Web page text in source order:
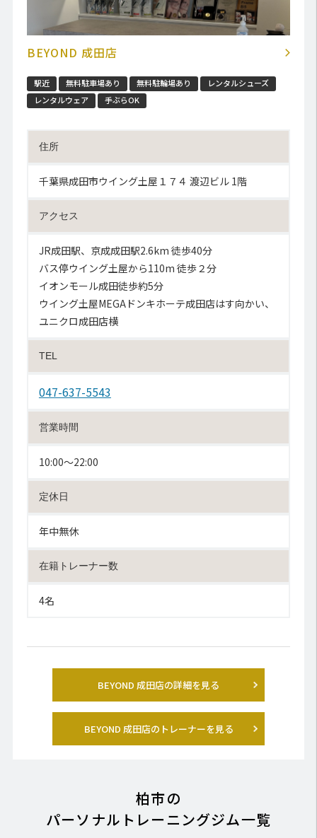
BEYOND 成田店
駅近 無料駐車場あり 無料駐輪場あり
レンタルシューズ
レンタルウェア
手ぶらOK
住所
千葉県成田市ウイング土屋１７４ 渡辺ビル 1階
アクセス
JR成田駅、京成成田駅2.6km 徒歩40分
バス停ウイング土屋から110m 徒歩２分
イオンモール成田徒歩約5分
ウイング土屋MEGAドンキホーテ成田店はす向かい、
ユニクロ成田店横
TEL
047-637-5543
営業時間
10:00〜22:00
定休日
年中無休
在籍トレーナー数
4名
BEYOND 成田店の詳細を見る
BEYOND 成田店のトレーナーを見る
柏市の
パーソナルトレーニングジム一覧